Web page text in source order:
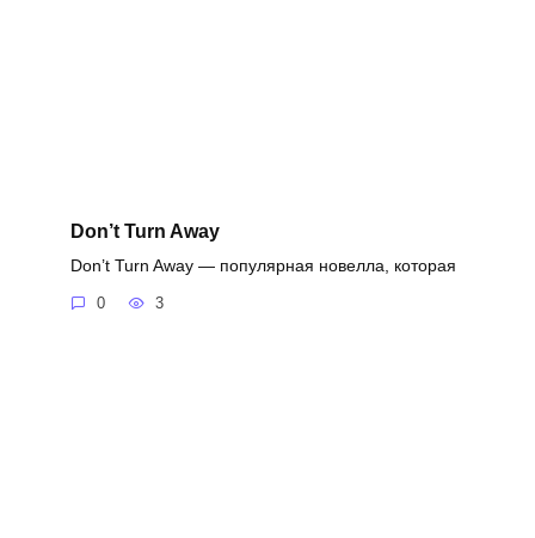
Don’t Turn Away
Don’t Turn Away — популярная новелла, которая
0 3